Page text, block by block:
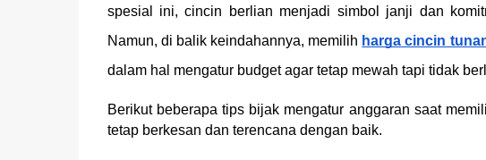
spesial ini, cincin berlian menjadi simbol janji dan
Namun, di balik keindahannya, memilih harga cincin
dalam hal mengatur budget agar tetap mewah tapi tidak
Berikut beberapa tips bijak mengatur anggaran saat
tetap berkesan dan terencana dengan baik.